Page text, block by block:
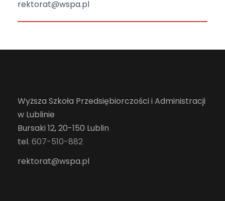
rektorat@wspa.pl
Wyższa Szkoła Przedsiębiorczości i Administracji
w Lublinie
Bursaki 12, 20-150 Lublin
tel. 607-510-882
rektorat@wspa.pl